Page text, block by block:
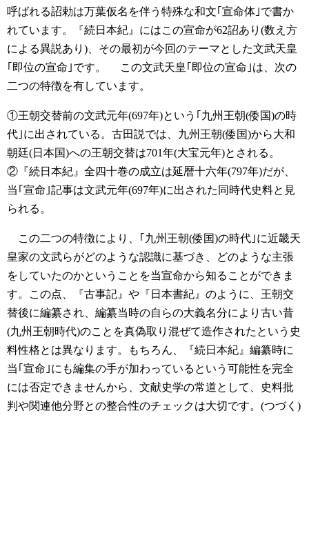
呼ばれる詔勅は万葉仮名を伴う特殊な和文｢宣命体｣で書か
れています。『続日本紀』にはこの宣命が62詔あり(数え方
による異説あり)、その最初が今回のテーマとした文武天皇
｢即位の宣命｣です。
この文武天皇｢即位の宣命｣は、次の
二つの特徴を有しています。
①王朝交替前の文武元年(697年)という｢九州王朝(倭国)の時
代｣に出されている。古田説では、九州王朝(倭国)から大和
朝廷(日本国)への王朝交替は701年(大宝元年)とされる。
②『続日本紀』全四十巻の成立は延暦十六年(797年)だが、
当｢宣命｣記事は文武元年(697年)に出された同時代史料と見
られる。
この二つの特徴により、｢九州王朝(倭国)の時代｣に近畿天
皇家の文武らがどのような認識に基づき、どのような主張
をしていたのかということを当宣命から知ることができま
す。この点、『古事記』や『日本書紀』のように、王朝交
替後に編纂され、編纂当時の自らの大義名分により古い昔
(九州王朝時代)のことを真偽取り混ぜて造作されたという史
料性格とは異なります。もちろん、『続日本紀』編纂時に
当｢宣命｣にも編集の手が加わっているという可能性を完全
には否定できませんから、文献史学の常道として、史料批
判や関連他分野との整合性のチェックは大切です。(つづく)